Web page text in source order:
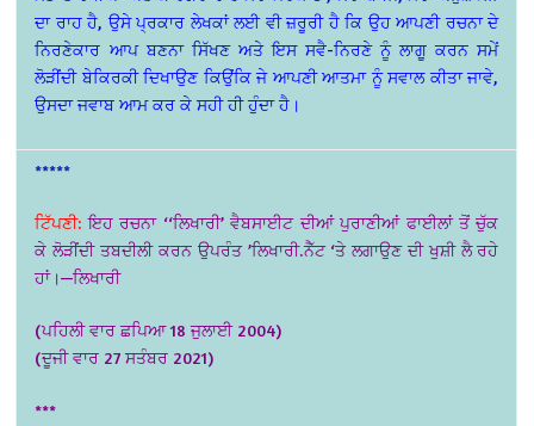
ਦਾ ਰਾਹ ਹੈ, ਉਸੇ ਪ੍ਰਕਾਰ ਲੇਖਕਾਂ ਲਈ ਵੀ ਜ਼ਰੂਰੀ ਹੈ ਕਿ ਉਹ ਆਪਣੀ ਰਚਨਾ ਦੇ
ਨਿਰਣੇਕਾਰ ਆਪ ਬਣਨਾ ਸਿੱਖਣ ਅਤੇ ਇਸ ਸਵੈ-ਨਿਰਣੇ ਨੂੰ ਲਾਗੂ ਕਰਨ ਸਮੇਂ
ਲੋੜੀਂਦੀ ਬੇਕਿਰਕੀ ਦਿਖਾਉਣ ਕਿਉਂਕਿ ਜੇ ਆਪਣੀ ਆਤਮਾ ਨੂੰ ਸਵਾਲ ਕੀਤਾ ਜਾਵੇ,
ਉਸਦਾ ਜਵਾਬ ਆਮ ਕਰ ਕੇ ਸਹੀ ਹੀ ਹੁੰਦਾ ਹੈ।
*****
ਟਿੱਪਣੀ: ਇਹ ਰਚਨਾ ‘‘ਲਿਖਾਰੀ’ ਵੈਬਸਾਈਟ ਦੀਆਂ ਪੁਰਾਣੀਆਂ ਫਾਈਲਾਂ ਤੋਂ ਚੁੱਕ
ਕੇ ਲੋੜੀਂਦੀ ਤਬਦੀਲੀ ਕਰਨ ਉਪਰੰਤ ’ਲਿਖਾਰੀ.ਨੈੱਟ ‘ਤੇ ਲਗਾਉਣ ਦੀ ਖੁਸ਼ੀ ਲੈ ਰਹੇ
ਹਾਂ।—ਲਿਖਾਰੀ
(ਪਹਿਲੀ ਵਾਰ ਛਪਿਆ 18 ਜੁਲਾਈ 2004)
(ਦੂਜੀ ਵਾਰ 27 ਸਤੰਬਰ 2021)
***